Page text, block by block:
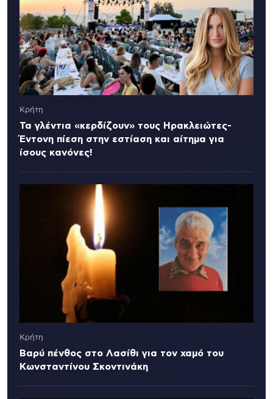
Κρήτη
Τα γλέντια «κερδίζουν» τους Ηρακλειώτες-
Έντονη πίεση στην εστίαση και αίτημα για
ίσους κανόνες!
Κρήτη
Βαρύ πένθος στο Λασίθι για τον χαμό του
Κωνσταντίνου Σκοντινάκη